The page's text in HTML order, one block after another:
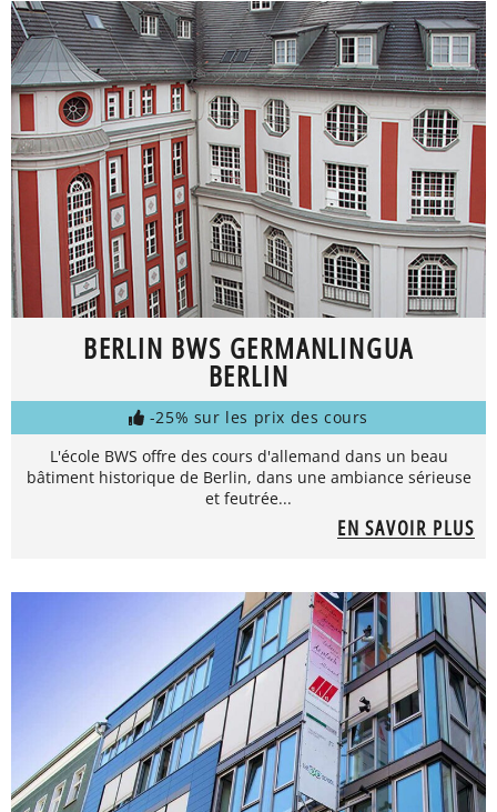
BERLIN BWS GERMANLINGUA
BERLIN
-25% sur les prix des cours
L'école BWS offre des cours d'allemand dans un beau
bâtiment historique de Berlin, dans une ambiance sérieuse
et feutrée...
EN SAVOIR PLUS